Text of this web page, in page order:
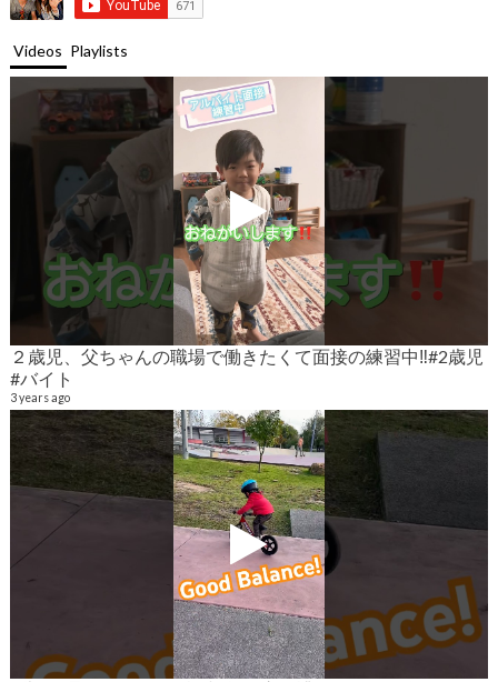
Videos Playlists
２歳児、父ちゃんの職場で働きたくて面接の練習中‼️#2歳児
#バイト
3 years ago